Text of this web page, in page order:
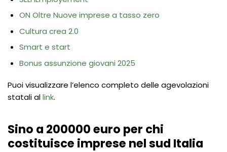
ON Oltre Nuove imprese a tasso zero
Cultura crea 2.0
Smart e start
Bonus assunzione giovani 2025
Puoi visualizzare l’elenco completo delle agevolazioni
statali allink.
Sino a 200000 euro per chi
costituisce imprese nel sud Italia